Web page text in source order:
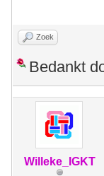
Zoek
Bedankt
Willeke_IGKT